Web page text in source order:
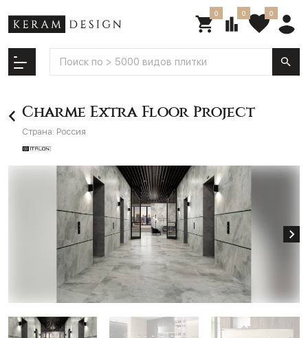
0 0 0
Charme Extra Floor Project
Страна: Россия